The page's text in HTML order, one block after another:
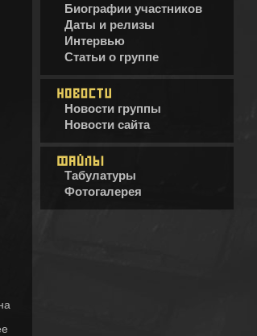
Биографии участников
Даты и релизы
Интервью
Статьи о группе
Новости группы
Новости сайта
Табулатуры
Фотогалерея